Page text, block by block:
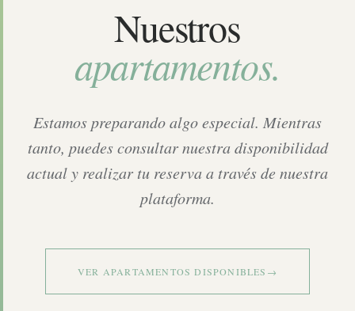
Nuestros
apartamentos.
Estamos preparando algo especial. Mientras
tanto, puedes consultar nuestra disponibilidad
actual y realizar tu reserva a través de nuestra
plataforma.
VER APARTAMENTOS DISPONIBLES →